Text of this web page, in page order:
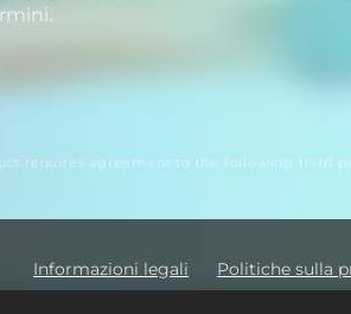
requires agreement to the following third
Informazioni legali Politiche sulla